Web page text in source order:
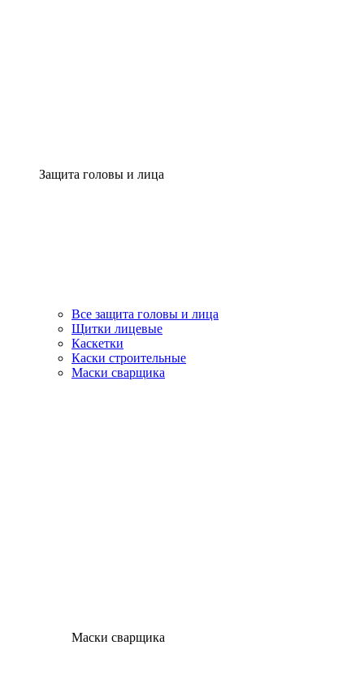
Защита головы и лица
Все защита головы и лица
Щитки лицевые
Каскетки
Каски строительные
Маски сварщика
Маски сварщика